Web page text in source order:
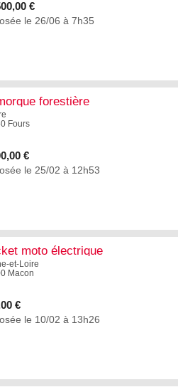
€
le 26/06 à 7h35
forestière
Fours
€
le 25/02 à 12h53
moto électrique
et-Loire
Macon
€
le 10/02 à 13h26